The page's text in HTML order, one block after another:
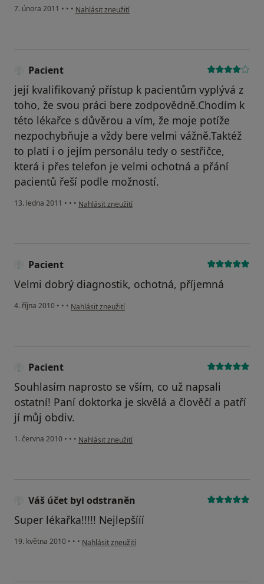
7. února 2011 • • • podle názoru uživatele Pacient
Nahlásit zneužití
Pacient
její kvalifikovaný přístup k pacientům vyplývá z
toho, že svou práci bere zodpovědně.Chodím k
této lékařce s důvěrou a vím, že moje potíže
nezpochybňuje a vždy bere velmi vážně.Taktéž
to platí i o jejím personálu tedy o sestřičce,
která i přes telefon je velmi ochotná a přání
pacientů řeší podle možností.
13. ledna 2011 • • • podle názoru uživatele Pacient
Nahlásit zneužití
Pacient
Velmi dobrý diagnostik, ochotná, příjemná
4. října 2010 • • • podle názoru uživatele Pacient
Nahlásit zneužití
Pacient
Souhlasím naprosto se vším, co už napsali
ostatní! Paní doktorka je skvělá a člověčí a patří
jí můj obdiv.
1. června 2010 • • • podle názoru uživatele Pacient
Nahlásit zneužití
Váš účet byl odstraněn
Super lékařka!!!!! Nejlepšííí
19. května 2010 • • • podle názoru uživatele Váš účet byl odstraněn
Nahlásit zneužití